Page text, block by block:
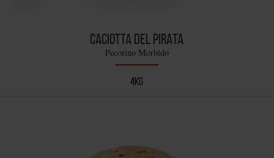
CACIOTTA DEL PIRATA
Pecorino Morbido
4KG